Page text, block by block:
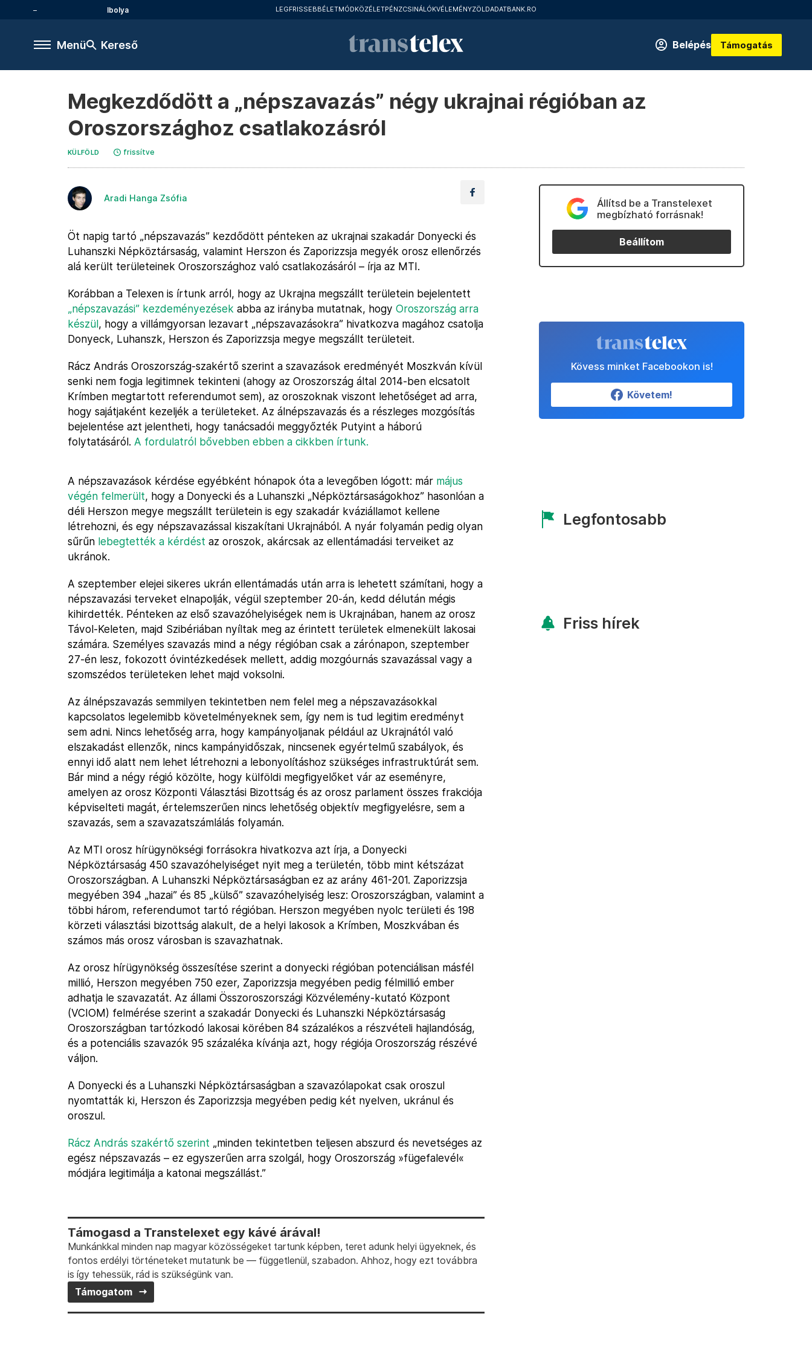
Ibolya LEGFRISSEBBÉLETMÓDKÖZÉLETPÉNZCSINÁLÓKVÉLEMÉNYZÖLDADATBANK.RO
Menü Kereső Belépés Támogatás
Megkezdődött a „népszavazás” négy ukrajnai régióban az
Oroszországhoz csatlakozásról
KÜLFÖLD frissítve
Aradi Hanga Zsófia
Öt napig tartó „népszavazás” kezdődött pénteken az ukrajnai szakadár Donyecki és
Luhanszki Népköztársaság, valamint Herszon és Zaporizzsja megyék orosz ellenőrzés
alá került területeinek Oroszországhoz való csatlakozásáról – írja az MTI.
Korábban a Telexen is írtunk arról, hogy az Ukrajna megszállt területein bejelentett
„népszavazási” kezdeményezések abba az irányba mutatnak, hogy Oroszország arra
készül, hogy a villámgyorsan lezavart „népszavazásokra” hivatkozva magához csatolja
Donyeck, Luhanszk, Herszon és Zaporizzsja megye megszállt területeit.
Rácz András Oroszország-szakértő szerint a szavazások eredményét Moszkván kívül
senki nem fogja legitimnek tekinteni (ahogy az Oroszország által 2014-ben elcsatolt
Krímben megtartott referendumot sem), az oroszoknak viszont lehetőséget ad arra,
hogy sajátjaként kezeljék a területeket. Az álnépszavazás és a részleges mozgósítás
bejelentése azt jelentheti, hogy tanácsadói meggyőzték Putyint a háború
folytatásáról. A fordulatról bővebben ebben a cikkben írtunk.
A népszavazások kérdése egyébként hónapok óta a levegőben lógott: már május
végén felmerült, hogy a Donyecki és a Luhanszki „Népköztársaságokhoz” hasonlóan a
déli Herszon megye megszállt területein is egy szakadár kváziállamot kellene
létrehozni, és egy népszavazással kiszakítani Ukrajnából. A nyár folyamán pedig olyan
sűrűn lebegtették a kérdést az oroszok, akárcsak az ellentámadási terveiket az
ukránok.
A szeptember elejei sikeres ukrán ellentámadás után arra is lehetett számítani, hogy a
népszavazási terveket elnapolják, végül szeptember 20-án, kedd délután mégis
kihirdették. Pénteken az első szavazóhelyiségek nem is Ukrajnában, hanem az orosz
Távol-Keleten, majd Szibériában nyíltak meg az érintett területek elmenekült lakosai
számára. Személyes szavazás mind a négy régióban csak a zárónapon, szeptember
27-én lesz, fokozott óvintézkedések mellett, addig mozgóurnás szavazással vagy a
szomszédos területeken lehet majd voksolni.
Az álnépszavazás semmilyen tekintetben nem felel meg a népszavazásokkal
kapcsolatos legelemibb követelményeknek sem, így nem is tud legitim eredményt
sem adni. Nincs lehetőség arra, hogy kampányoljanak például az Ukrajnától való
elszakadást ellenzők, nincs kampányidőszak, nincsenek egyértelmű szabályok, és
ennyi idő alatt nem lehet létrehozni a lebonyolításhoz szükséges infrastruktúrát sem.
Bár mind a négy régió közölte, hogy külföldi megfigyelőket vár az eseményre,
amelyen az orosz Központi Választási Bizottság és az orosz parlament összes frakciója
képviselteti magát, értelemszerűen nincs lehetőség objektív megfigyelésre, sem a
szavazás, sem a szavazatszámlálás folyamán.
Az MTI orosz hírügynökségi forrásokra hivatkozva azt írja, a Donyecki
Népköztársaság 450 szavazóhelyiséget nyit meg a területén, több mint kétszázat
Oroszországban. A Luhanszki Népköztársaságban ez az arány 461-201. Zaporizzsja
megyében 394 „hazai” és 85 „külső” szavazóhelyiség lesz: Oroszországban, valamint a
többi három, referendumot tartó régióban. Herszon megyében nyolc területi és 198
körzeti választási bizottság alakult, de a helyi lakosok a Krímben, Moszkvában és
számos más orosz városban is szavazhatnak.
Az orosz hírügynökség összesítése szerint a donyecki régióban potenciálisan másfél
millió, Herszon megyében 750 ezer, Zaporizzsja megyében pedig félmillió ember
adhatja le szavazatát. Az állami Összoroszországi Közvélemény-kutató Központ
(VCIOM) felmérése szerint a szakadár Donyecki és Luhanszki Népköztársaság
Oroszországban tartózkodó lakosai körében 84 százalékos a részvételi hajlandóság,
és a potenciális szavazók 95 százaléka kívánja azt, hogy régiója Oroszország részévé
váljon.
A Donyecki és a Luhanszki Népköztársaságban a szavazólapokat csak oroszul
nyomtatták ki, Herszon és Zaporizzsja megyében pedig két nyelven, ukránul és
oroszul.
Rácz András szakértő szerint „minden tekintetben teljesen abszurd és nevetséges az
egész népszavazás – ez egyszerűen arra szolgál, hogy Oroszország »fügefalevél«
módjára legitimálja a katonai megszállást.”
Támogasd a Transtelexet egy kávé árával!
Munkánkkal minden nap magyar közösségeket tartunk képben, teret adunk helyi ügyeknek, és
fontos erdélyi történeteket mutatunk be — függetlenül, szabadon. Ahhoz, hogy ezt továbbra
is így tehessük, rád is szükségünk van.
Támogatom
Állítsd be a Transtelexet
megbízható forrásnak!
Beállítom
Kövess minket Facebookon is!
Követem!
Legfontosabb
Friss hírek